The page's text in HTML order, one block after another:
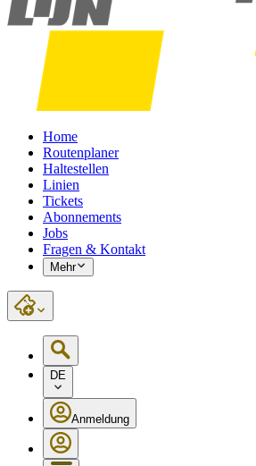
Home
Routenplaner
Haltestellen
Linien
Tickets
Abonnements
Jobs
Fragen & Kontakt
Mehr
DE
Anmeldung